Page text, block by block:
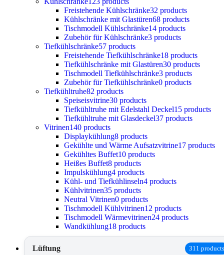
Freistehende Kühlschränke32 products
Kühlschränke mit Glastüren68 products
Tischmodell Kühlschränke14 products
Zubehör für Kühlschränke3 products
Tiefkühlschränke57 products
Freistehende Tiefkühlschränke18 products
Tiefkühlschränke mit Glastüren30 products
Tischmodell Tiefkühlschränke3 products
Zubehör für Tiefkühlschränke0 products
Tiefkühltruhe82 products
Speiseisvitrine30 products
Tiefkühltruhe mit Edelstahl Deckel15 products
Tiefkühltruhe mit Glasdeckel37 products
Vitrinen140 products
Displaykühlung8 products
Gekühlte und Wärme Aufsatzvitrine17 products
Gekühltes Buffet10 products
Heißes Buffet8 products
Impulskühlung4 products
Kühl- und Tiefkühlinseln4 products
Kühlvitrinen35 products
Neutral Vitrinen0 products
Tischmodell Kühlvitrinen12 products
Tischmodell Wärmevitrinen24 products
Wandkühlung18 products
Lüftung 311 products